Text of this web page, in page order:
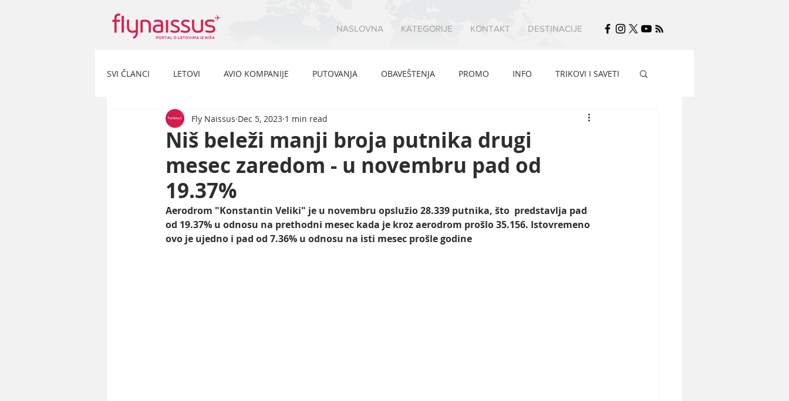
NASLOVNA KATEGORIJE KONTAKT DESTINACIJE
SVI ČLANCI LETOVI AVIO KOMPANIJE PUTOVANJA OBAVEŠTENJA PROMO INFO TRIKOVI I SAVETI
Niš beleži manji broja putnika drugi
mesec zaredom - u novembru pad od
19.37%
Fly Naissus Dec 5, 2023 1 min read
Aerodrom "Konstantin Veliki" je u novembru opslužio 28.339 putnika, što  predstavlja pad
od 19.37% u odnosu na prethodni mesec kada je kroz aerodrom prošlo 35.156. Istovremeno
ovo je ujedno i pad od 7.36% u odnosu na isti mesec prošle godine